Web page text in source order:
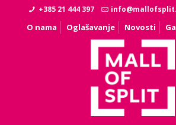
+385 21 444 397
O nama Oglašavanje Novosti